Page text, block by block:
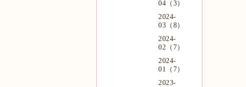
04（3）
2024-
03（8）
2024-
02（7）
2024-
01（7）
2023-